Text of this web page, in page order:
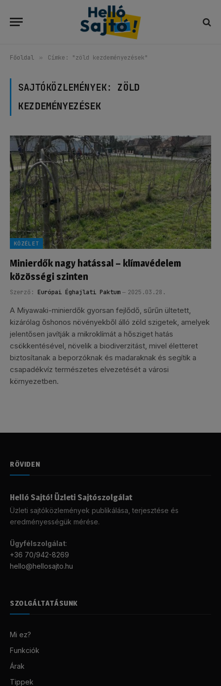
Főoldal » Címke: "zöld kezdeményezések"
SAJTÓKÖZLEMÉNYEK: ZÖLD
KEZDEMÉNYEZÉSEK
KÖZÉLET
Minierdők nagy hatással – klímavédelem
közösségi szinten
Szerző: Európai Éghajlati Paktum 2025.03.28.
A Miyawaki-minierdők gyorsan fejlődő, sűrűn ültetett,
kizárólag őshonos növényekből álló zöld szigetek, amelyek
jelentősen javítják a mikroklímát a hősziget hatás
csökkentésével, növelik a biodiverzitást, mivel életteret
biztosítanak a beporzóknak és madaraknak és segítik a
csapadékvíz természetes elvezetését a városi
környezetben.
RÖVIDEN
Helló Sajtó! Üzleti Sajtószolgálat
Üzleti sajtóközlemények publikálása, terjesztése és
eredményességük mérése.
Ügyfélszolgálat:
+36 70/942-8269
hello@hellosajto.hu
SZOLGÁLTATÁSUNK
Mi ez?
Funkciók
Árak
Tippek